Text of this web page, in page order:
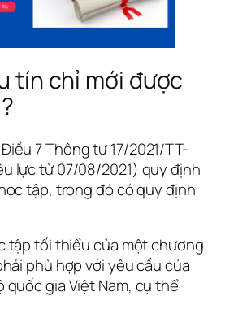
tín chỉ mới được
7 Thông tư 17/2021/TT-
lực từ 07/08/2021) quy định
tập, trong đó có quy định
tập tối thiểu của một chương
phù hợp với yêu cầu của
quốc gia Việt Nam, cụ thể